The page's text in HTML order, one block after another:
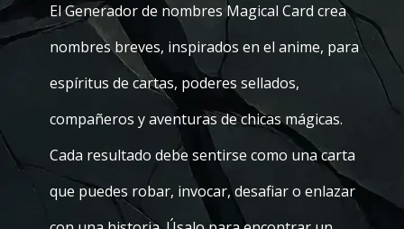
El Generador de nombres Magical Card crea
nombres breves, inspirados en el anime, para
espíritus de cartas, poderes sellados,
compañeros y aventuras de chicas mágicas.
Cada resultado debe sentirse como una carta
que puedes robar, invocar, desafiar o enlazar